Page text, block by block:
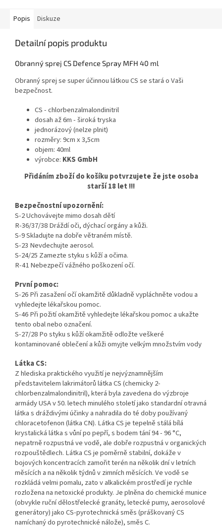
Popis Diskuze
Detailní popis produktu
Obranný sprej CS Defence Spray MFH 40 ml
Obranný sprej se super účinnou látkou CS se stará o Vaši
bezpečnost.
CS - chlorbenzalmalondinitril
dosah až 6m - široká tryska
jednorázový (nelze plnit)
rozměry: 9cm x 3,5cm
objem: 40ml
výrobce: KKS GmbH
Přidáním zboží do košíku potvrzujete že jste osoba
starší 18 let !!!
Bezpečnostní upozornění:
S-2 Uchovávejte mimo dosah dětí
R-36/37/38 Dráždí oči, dýchací orgány a kůži.
S-9 Skladujte na dobře větraném místě.
S-23 Nevdechujte aerosol.
S-24/25 Zamezte styku s kůží a očima.
R-41 Nebezpečí vážného poškození očí.
První pomoc:
S-26 Při zasažení očí okamžitě důkladně vypláchněte vodou a
vyhledejte lékařskou pomoc.
S-46 Při požití okamžitě vyhledejte lékařskou pomoc a ukažte
tento obal nebo označení.
S-27/28 Po styku s kůží okamžitě odložte veškeré
kontaminované oblečení a kůži omyjte velkým množstvím vody
Látka CS:
Z hlediska praktického využití je nejvýznamnějším
představitelem lakrimátorů látka CS (chemicky 2-
chlorbenzalmalondinitril), která byla zavedena do výzbroje
armády USA v 50. letech minulého století jako standardní otravná
látka s dráždivými účinky a nahradila do té doby používaný
chloracetofenon (látka CN). Látka CS je tepelně stálá bílá
krystalická látka s vůní po pepří, s bodem tání 94 - 96 °C,
nepatrně rozpustná ve vodě, ale dobře rozpustná v organických
rozpouštědlech. Látka CS je poměrně stabilní, dokáže v
bojových koncentracích zamořit terén na několik dní v letních
měsících a na několik týdnů v zimních měsících. Ve vodě se
rozkládá velmi pomalu, zato v alkalickém prostředí je rychle
rozložena na netoxické produkty. Je plněna do chemické munice
(obvykle ruční dělostřelecké granáty, letecké pumy, aerosolové
generátory) jako CS-pyrotechnická směs (práškovaný CS
namíchaný do pyrotechnické nálože), směs C.